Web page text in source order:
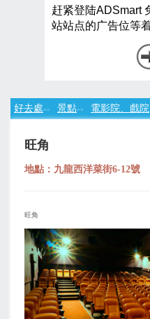
好去處>> 景點>> 電影院、戲院
旺角
地點：九龍西洋菜街6-12號
旺角
上
一
页